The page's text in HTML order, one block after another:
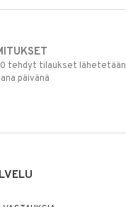
tehdyt tilaukset lähetetään
päivänä